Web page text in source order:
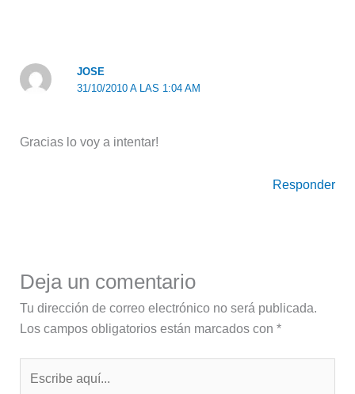
JOSE
31/10/2010 A LAS 1:04 AM
Gracias lo voy a intentar!
Responder
Deja un comentario
Tu dirección de correo electrónico no será publicada.
Los campos obligatorios están marcados con *